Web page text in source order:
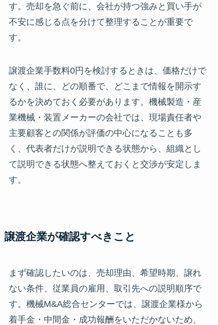
す。売却を急ぐ前に、会社が持つ強みと買い手が
不安に感じる点を分けて整理することが重要で
す。
譲渡企業手数料0円を検討するときは、価格だけで
なく、誰に、どの順番で、どこまで情報を開示す
るかを決めておく必要があります。機械製造・産
業機械・装置メーカーの会社では、現場責任者や
主要顧客との関係が評価の中心になることも多
く、代表者だけが説明できる状態から、組織とし
て説明できる状態へ整えておくと交渉が安定しま
す。
譲渡企業が確認すべきこと
まず確認したいのは、売却理由、希望時期、譲れ
ない条件、従業員の雇用、取引先への説明順序で
す。機械M&A総合センターでは、譲渡企業様から
着手金・中間金・成功報酬をいただかないため、